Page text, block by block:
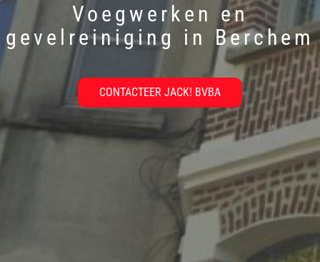
Voegwerken en
gevelreiniging in Berchem
CONTACTEER JACK! BVBA